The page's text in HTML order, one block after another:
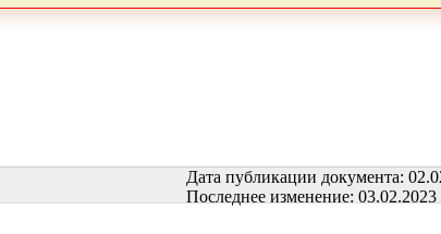
Дата публикации документа:
Последнее изменение: 03.02.2023